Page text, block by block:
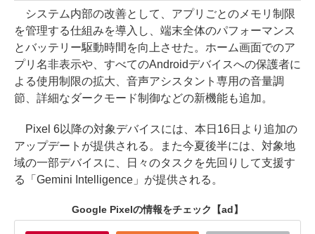
システム内部の改善として、アプリごとのメモリ制限
を管理する仕組みを導入し、端末全体のパフォーマンス
とバッテリー駆動時間を向上させた。ホーム画面でのア
プリ名非表示や、すべてのAndroidデバイスへの保護者に
よる使用制限の拡大、音声アシスタント専用の音量調
節、詳細なダークモード制御などの新機能も追加。
Pixel 6以降の対象デバイスには、本日16日より追加の
アップデートが提供される。また今夏後半には、対象地
域の一部デバイスに、日々のタスクを先回りして支援す
る「Gemini Intelligence」が提供される。
Google Pixelの情報をチェック 【ad】